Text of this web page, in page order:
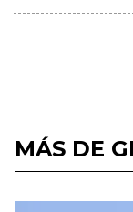
MÁS DE